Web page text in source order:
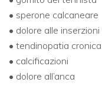
• sperone calcaneare
• dolore alle
• tendinopatia cronica
• calcificazioni
• dolore all’anca